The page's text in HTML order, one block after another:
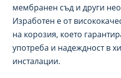
мембранен съд и други
Изработен е от
на корозия, което
употреба и надеждност в
инсталации.